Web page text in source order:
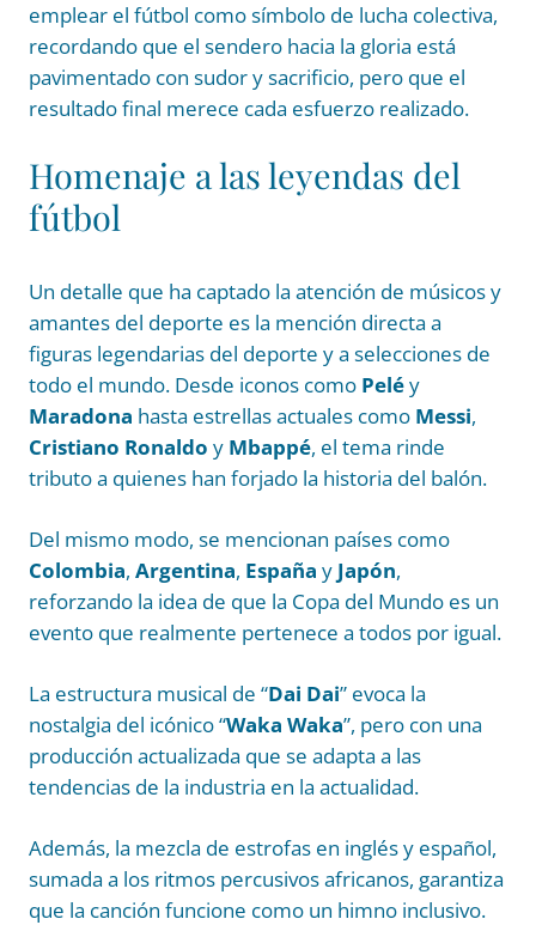
emplear el fútbol como símbolo de lucha colectiva,
recordando que el sendero hacia la gloria está
pavimentado con sudor y sacrificio, pero que el
resultado final merece cada esfuerzo realizado.
Homenaje a las leyendas del
fútbol
Un detalle que ha captado la atención de músicos y
amantes del deporte es la mención directa a
figuras legendarias del deporte y a selecciones de
todo el mundo. Desde iconos como Peléy
Maradona hasta estrellas actuales como Messi,
Cristiano Ronaldo y Mbappé, el tema rinde
tributo a quienes han forjado la historia del balón.
Del mismo modo, se mencionan países como
Colombia, Argentina, España y Japón,
reforzando la idea de que la Copa del Mundo es un
evento que realmente pertenece a todos por igual.
La estructura musical de “Dai Dai” evoca la
nostalgia del icónico “Waka Waka”, pero con una
producción actualizada que se adapta a las
tendencias de la industria en la actualidad.
Además, la mezcla de estrofas en inglés y español,
sumada a los ritmos percusivos africanos, garantiza
que la canción funcione como un himno inclusivo.